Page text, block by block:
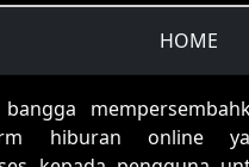
HOME
hiburan online